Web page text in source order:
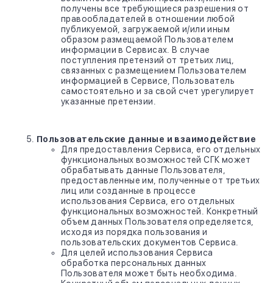
получены все требующиеся разрешения от
правообладателей в отношении любой
публикуемой, загружаемой и/или иным
образом размещаемой Пользователем
информации в Сервисах. В случае
поступления претензий от третьих лиц,
связанных с размещением Пользователем
информацией в Сервисе, Пользователь
самостоятельно и за свой счет урегулирует
указанные претензии.
Пользовательские данные и взаимодействие
Для предоставления Сервиса, его отдельных
функциональных возможностей СГК может
обрабатывать данные Пользователя,
предоставленные им, полученные от третьих
лиц или созданные в процессе
использования Сервиса, его отдельных
функциональных возможностей. Конкретный
объем данных Пользователя определяется,
исходя из порядка пользования и
пользовательских документов Сервиса.
Для целей использования Сервиса
обработка персональных данных
Пользователя может быть необходима.